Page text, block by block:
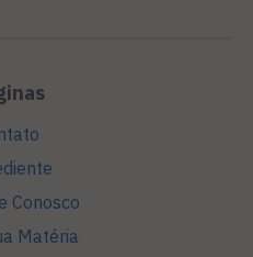
Conosco
Matéria